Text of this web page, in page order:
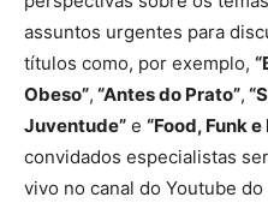
assuntos urgentes para
títulos como, por exemplo,
Obeso”, “Antes do Prato”,
Juventude” e “Food, Funk e
convidados especialistas
vivo no canal do Youtube